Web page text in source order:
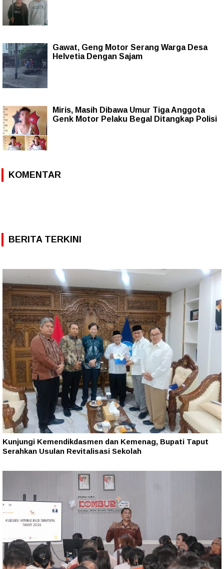
Gawat, Geng Motor Serang Warga Desa
Helvetia Dengan Sajam
Miris, Masih Dibawa Umur Tiga Anggota
Genk Motor Pelaku Begal Ditangkap Polisi
KOMENTAR
BERITA TERKINI
Kunjungi Kemendikdasmen dan Kemenag, Bupati Taput
Serahkan Usulan Revitalisasi Sekolah